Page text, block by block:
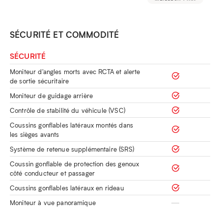
SÉCURITÉ ET COMMODITÉ
SÉCURITÉ
Moniteur d'angles morts avec RCTA et alerte
de sortie sécuritaire
Moniteur de guidage arrière
Contrôle de stabilité du véhicule (VSC)
Coussins gonflables latéraux montés dans
les sièges avants
Système de retenue supplémentaire (SRS)
Coussin gonflable de protection des genoux
côté conducteur et passager
Coussins gonflables latéraux en rideau
Moniteur à vue panoramique